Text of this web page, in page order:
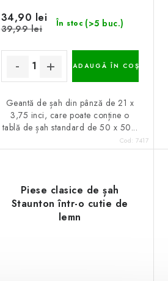
În stoc (>5 buc.)
34,90 lei
39,99 lei
ADAUGĂ ÎN COŞ
Geantă de șah din pânză de 21 x
3,75 inci, care poate conține o
tablă de șah standard de 50 x 50...
Cod:7417
Piese clasice de șah
Staunton într-o cutie de
lemn